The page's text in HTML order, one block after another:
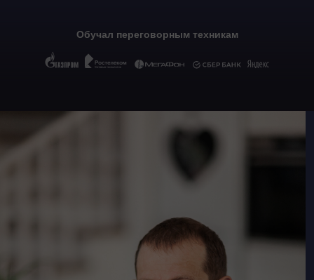
Обучал переговорным техникам